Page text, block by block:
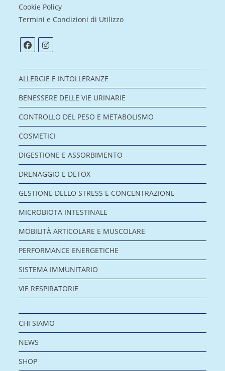
Cookie Policy
Termini e Condizioni di Utilizzo
ALLERGIE E INTOLLERANZE
BENESSERE DELLE VIE URINARIE
CONTROLLO DEL PESO E METABOLISMO
COSMETICI
DIGESTIONE E ASSORBIMENTO
DRENAGGIO E DETOX
GESTIONE DELLO STRESS E CONCENTRAZIONE
MICROBIOTA INTESTINALE
MOBILITÀ ARTICOLARE E MUSCOLARE
PERFORMANCE ENERGETICHE
SISTEMA IMMUNITARIO
VIE RESPIRATORIE
CHI SIAMO
NEWS
SHOP